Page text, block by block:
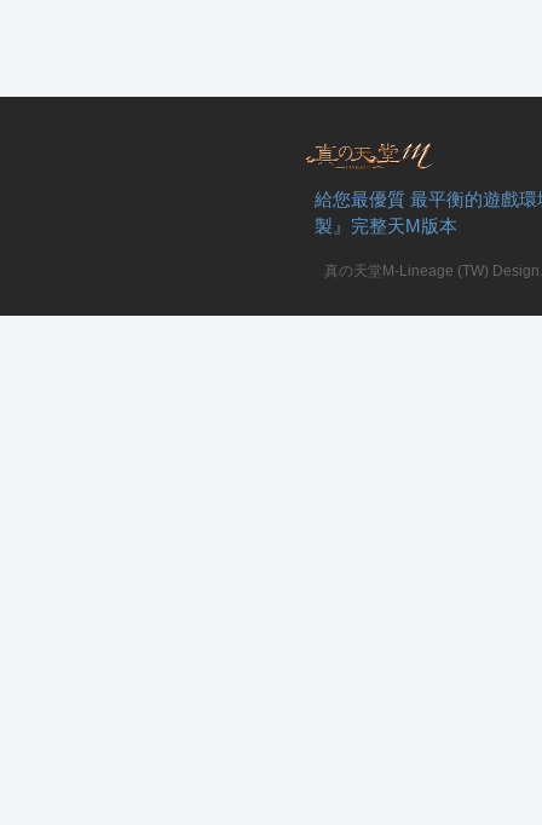
給您最優質 最平衡的遊戲
製』完整天M版本
真の天堂M-Lineage (TW)